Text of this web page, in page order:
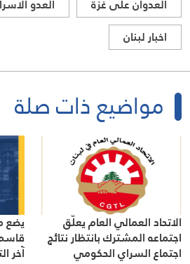
العدوان على غزة
العدو
اخبار لبنان
مواضيع ذات صلة
الاتحاد العمالي العام يعلّق
اجتماعه المشترك بانتظار نتائج
اجتماع السراي الحكومي
يضع
آخر